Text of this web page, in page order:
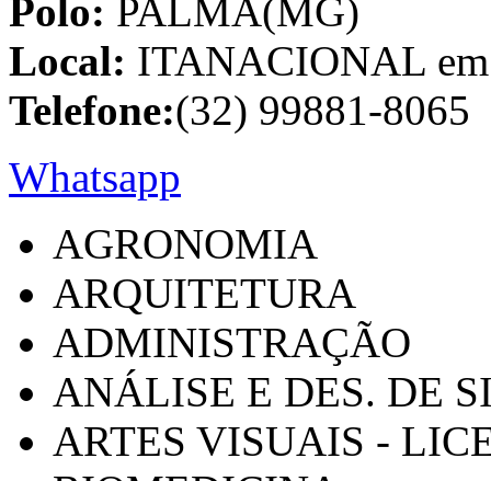
Polo: PALMA(MG)
Local: ITANACIONAL
Telefone:(32) 99881-8065
Whatsapp
AGRONOMIA
ARQUITETURA
ADMINISTRAÇÃO
ANÁLISE E DES. DE
ARTES VISUAIS -